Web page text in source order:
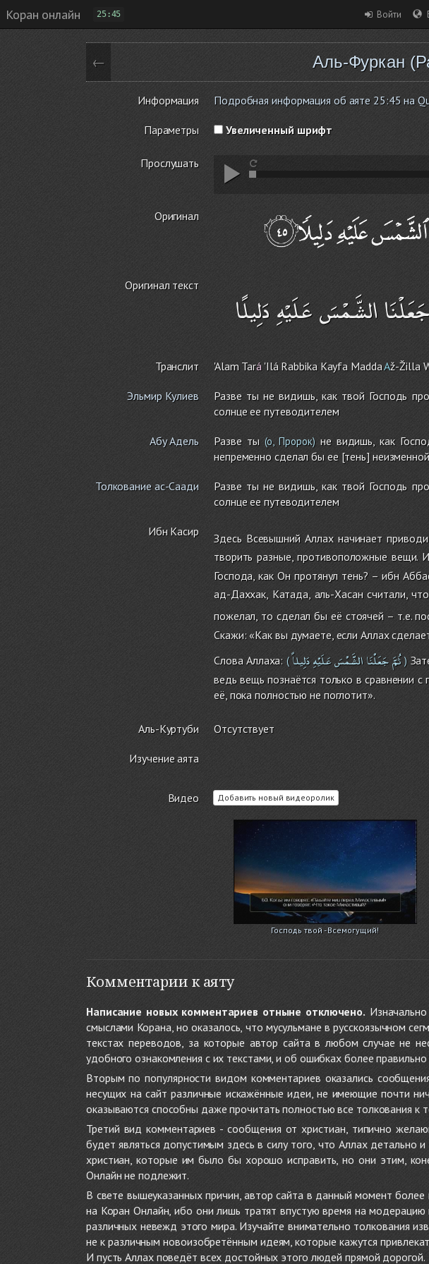
Коран онлайн 25:45 Войти
← Аль-Фуркан
Информация Подробная информация об аяте 25:45 на
Параметры Увеличенный шрифт
Прослушать
Оригинал
Оригинал текст
الشَّمْسَ عَلَيْهِ دَلِيلًا
Транслит 'AlamTará 'Ilá RabbikaKayfa MaddaAž-Žilla
Эльмир Кулиев
Разве ты не видишь, как твой Господь
солнце ее путеводителем
Абу Адель Разве ты(о, Пророк)не видишь, как
непременно сделал бы ее [тень]
Толкование ас-Саади
Разве ты не видишь, как твой Господь
солнце ее путеводителем
Ибн Касир
Здесь Всевышний Аллах начинает
творить разные, противоположные вещи.
Господа, как Он протянул тень? – ибн
ад-Даххак, Катада, аль-Хасан считали,
пожелал, то сделал бы её стоячей – т.е.
Скажи: «Как вы думаете, если Аллах
Слова Аллаха: ( ثُمَّجَعَلْنَاالشَّمْسَعَلَيْهِدَلِيلاً )
ведь вещь познаётся только в сравнении
её, пока полностью не поглотит».
Аль-Куртуби Отсутствует
Изучение аята
Видео Добавить новый видеоролик
Господь твой - Всемогущий!
Комментарии к аяту
Написание новых комментариев отныне отключено.
смыслами Корана, но оказалось, что мусульмане в русскоязычном
текстах переводов, за которые автор сайта в любом случае не
удобного ознакомления с их текстами, и об ошибках более
Вторым по популярности видом комментариев оказались
несущих на сайт различные искажённые идеи, не имеющие почти
оказываются способны даже прочитать полностью все толкования к
Третий вид комментариев - сообщения от христиан, типично
будет являться допустимым здесь в силу того, что Аллах
христиан, которые им было бы хорошо исправить, но они этим,
Онлайн не подлежит.
В свете вышеуказанных причин, автор сайта в данный момент
на Коран Онлайн, ибо они лишь тратят впустую время на
различных невежд этого мира. Изучайте внимательно толкования
не к различным новоизобретённым идеям, которые кажутся
И пусть Аллах поведёт всех достойных этого людей прямой дорогой.